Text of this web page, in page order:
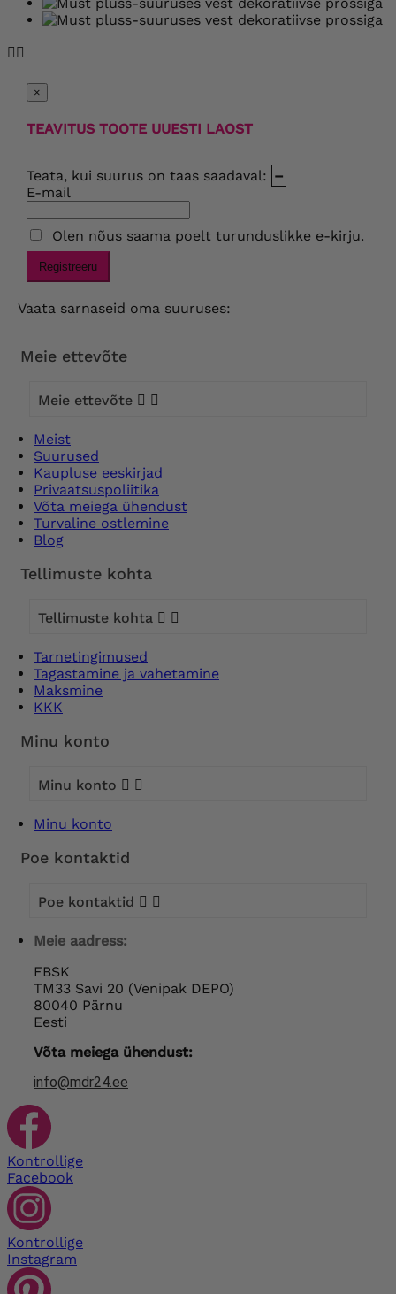
 
×
TEAVITUS TOOTE UUESTI LAOST
Teata, kui suurus on taas saadaval: –
E-mail
Olen nõus saama poelt turunduslikke e-kirju.
Registreeru
Vaata sarnaseid oma suuruses:
Meie ettevõte
Meie ettevõte  
Meist
Suurused
Kaupluse eeskirjad
Privaatsuspoliitika
Võta meiega ühendust
Turvaline ostlemine
Blog
Tellimuste kohta
Tellimuste kohta  
Tarnetingimused
Tagastamine ja vahetamine
Maksmine
KKK
Minu konto
Minu konto  
Minu konto
Poe kontaktid
Poe kontaktid  
Meie aadress:
FBSK
TM33 Savi 20 (Venipak DEPO)
80040 Pärnu
Eesti
Võta meiega ühendust:
info@mdr24.ee
Kontrollige
Facebook
Kontrollige
Instagram